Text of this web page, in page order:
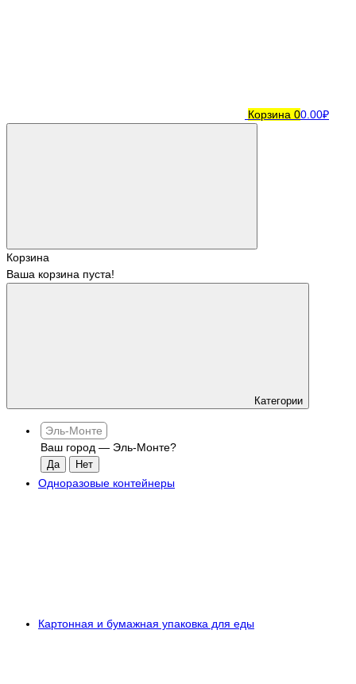
Корзина 00.00₽
Корзина
Ваша корзина пуста!
Категории
Эль-Монте
Ваш город — Эль-Монте?
Одноразовые контейнеры
Картонная и бумажная упаковка для еды